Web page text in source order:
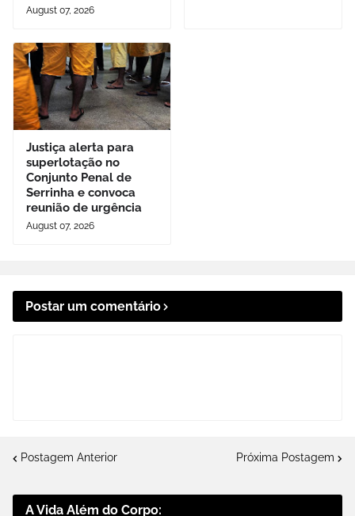
August 07, 2026
Justiça alerta para
superlotação no
Conjunto Penal de
Serrinha e convoca
reunião de urgência
August 07, 2026
Postar um comentário
Postagem Anterior Próxima Postagem
A Vida Além do Corpo: